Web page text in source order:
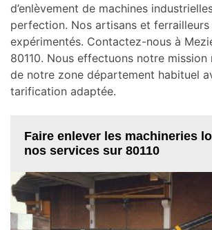
d’enlèvement de machines
perfection. Nos artisans et
expérimentés. Contactez-nous à
80110. Nous effectuons notre mission
de notre zone département habituel
tarification adaptée.
Faire enlever les machineries
nos services sur 80110